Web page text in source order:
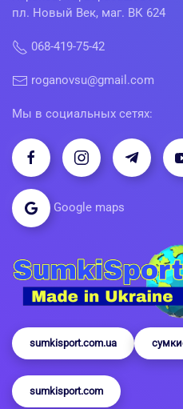
пл. Новый Век, маг. ВК 624
068-419-75-42
roganovsu@gmail.com
Мы в социальных сетях:
Google maps
sumkisport.com.ua
sumkisport.com